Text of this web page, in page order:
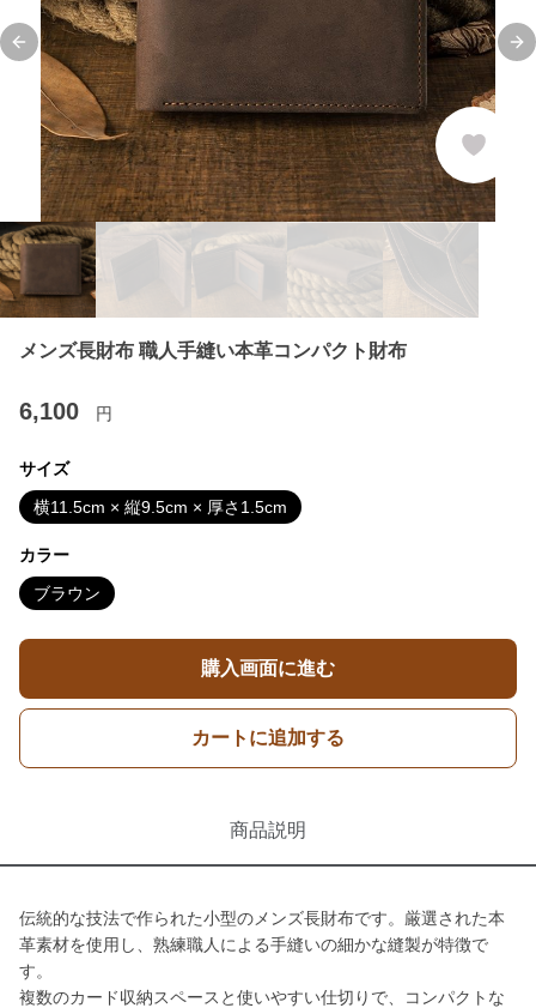
Previous slide
メンズ長財布 職人手縫い本革コンパクト財布
6,100 円
サイズ
横11.5cm × 縦9.5cm × 厚さ1.5cm
カラー
ブラウン
購入画面に進む
カートに追加する
商品説明
伝統的な技法で作られた小型のメンズ長財布です。厳選された本
革素材を使用し、熟練職人による手縫いの細かな縫製が特徴で
す。
複数のカード収納スペースと使いやすい仕切りで、コンパクトな